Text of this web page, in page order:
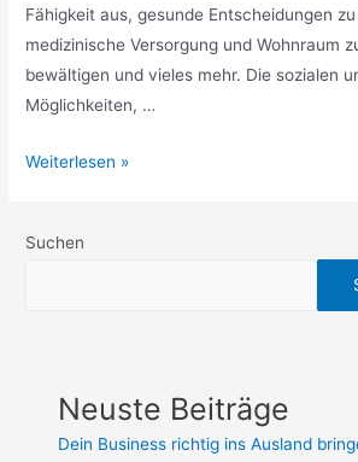
Fähigkeit aus, gesunde Entscheidungen
medizinische Versorgung und Wohnraum
bewältigen und vieles mehr. Die sozialen
Möglichkeiten, …
Soziale
Faktoren
Weiterlesen »
Suchen
Neuste Beiträge
Dein Business richtig ins Ausland